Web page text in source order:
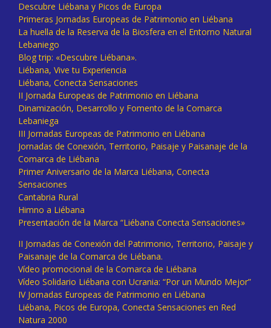
Descubre Liébana y Picos de Europa
Primeras Jornadas Europeas de Patrimonio en Liébana
La huella de la Reserva de la Biosfera en el Entorno Natural
Lebaniego
Blog trip: «Descubre Liébana».
Liébana, Vive tu Experiencia
Liébana, Conecta Sensaciones
II Jornada Europeas de Patrimonio en Liébana
Dinamización, Desarrollo y Fomento de la Comarca
Lebaniega
III Jornadas Europeas de Patrimonio en Liébana
Jornadas de Conexión, Territorio, Paisaje y Paisanaje de la
Comarca de Liébana
Primer Aniversario de la Marca Liébana, Conecta
Sensaciones
Cantabria Rural
Himno a Liébana
Presentación de la Marca “Liébana Conecta Sensaciones»
II Jornadas de Conexión del Patrimonio, Territorio, Paisaje y
Paisanaje de la Comarca de Liébana.
Vídeo promocional de la Comarca de Liébana
Vídeo Solidario Liébana con Ucrania: “Por un Mundo Mejor”
IV Jornadas Europeas de Patrimonio en Liébana
Liébana, Picos de Europa, Conecta Sensaciones en Red
Natura 2000